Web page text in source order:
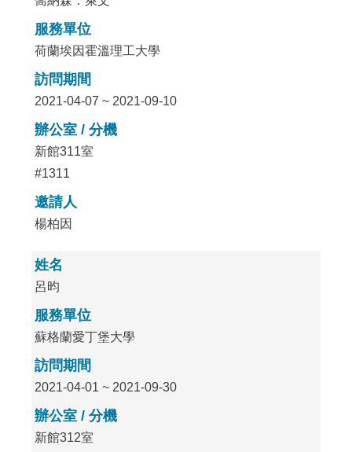
服務單位
荷蘭埃因霍溫理工大學
訪問期間
2021-04-07 ~ 2021-09-10
辦公室 / 分機
新館311室
#1311
邀請人
楊柏因
姓名
呂昀
服務單位
蘇格蘭愛丁堡大學
訪問期間
2021-04-01 ~ 2021-09-30
辦公室 / 分機
新館312室